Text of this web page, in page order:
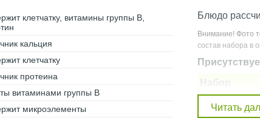
клетчатку, витамины группы В,
кальция
клетчатку
протеина
витаминами группы В
микроэлементы
Блюдо
Внимание! Фото
состав набора в
Набор
Кейтеринг:
Кейтеринг: